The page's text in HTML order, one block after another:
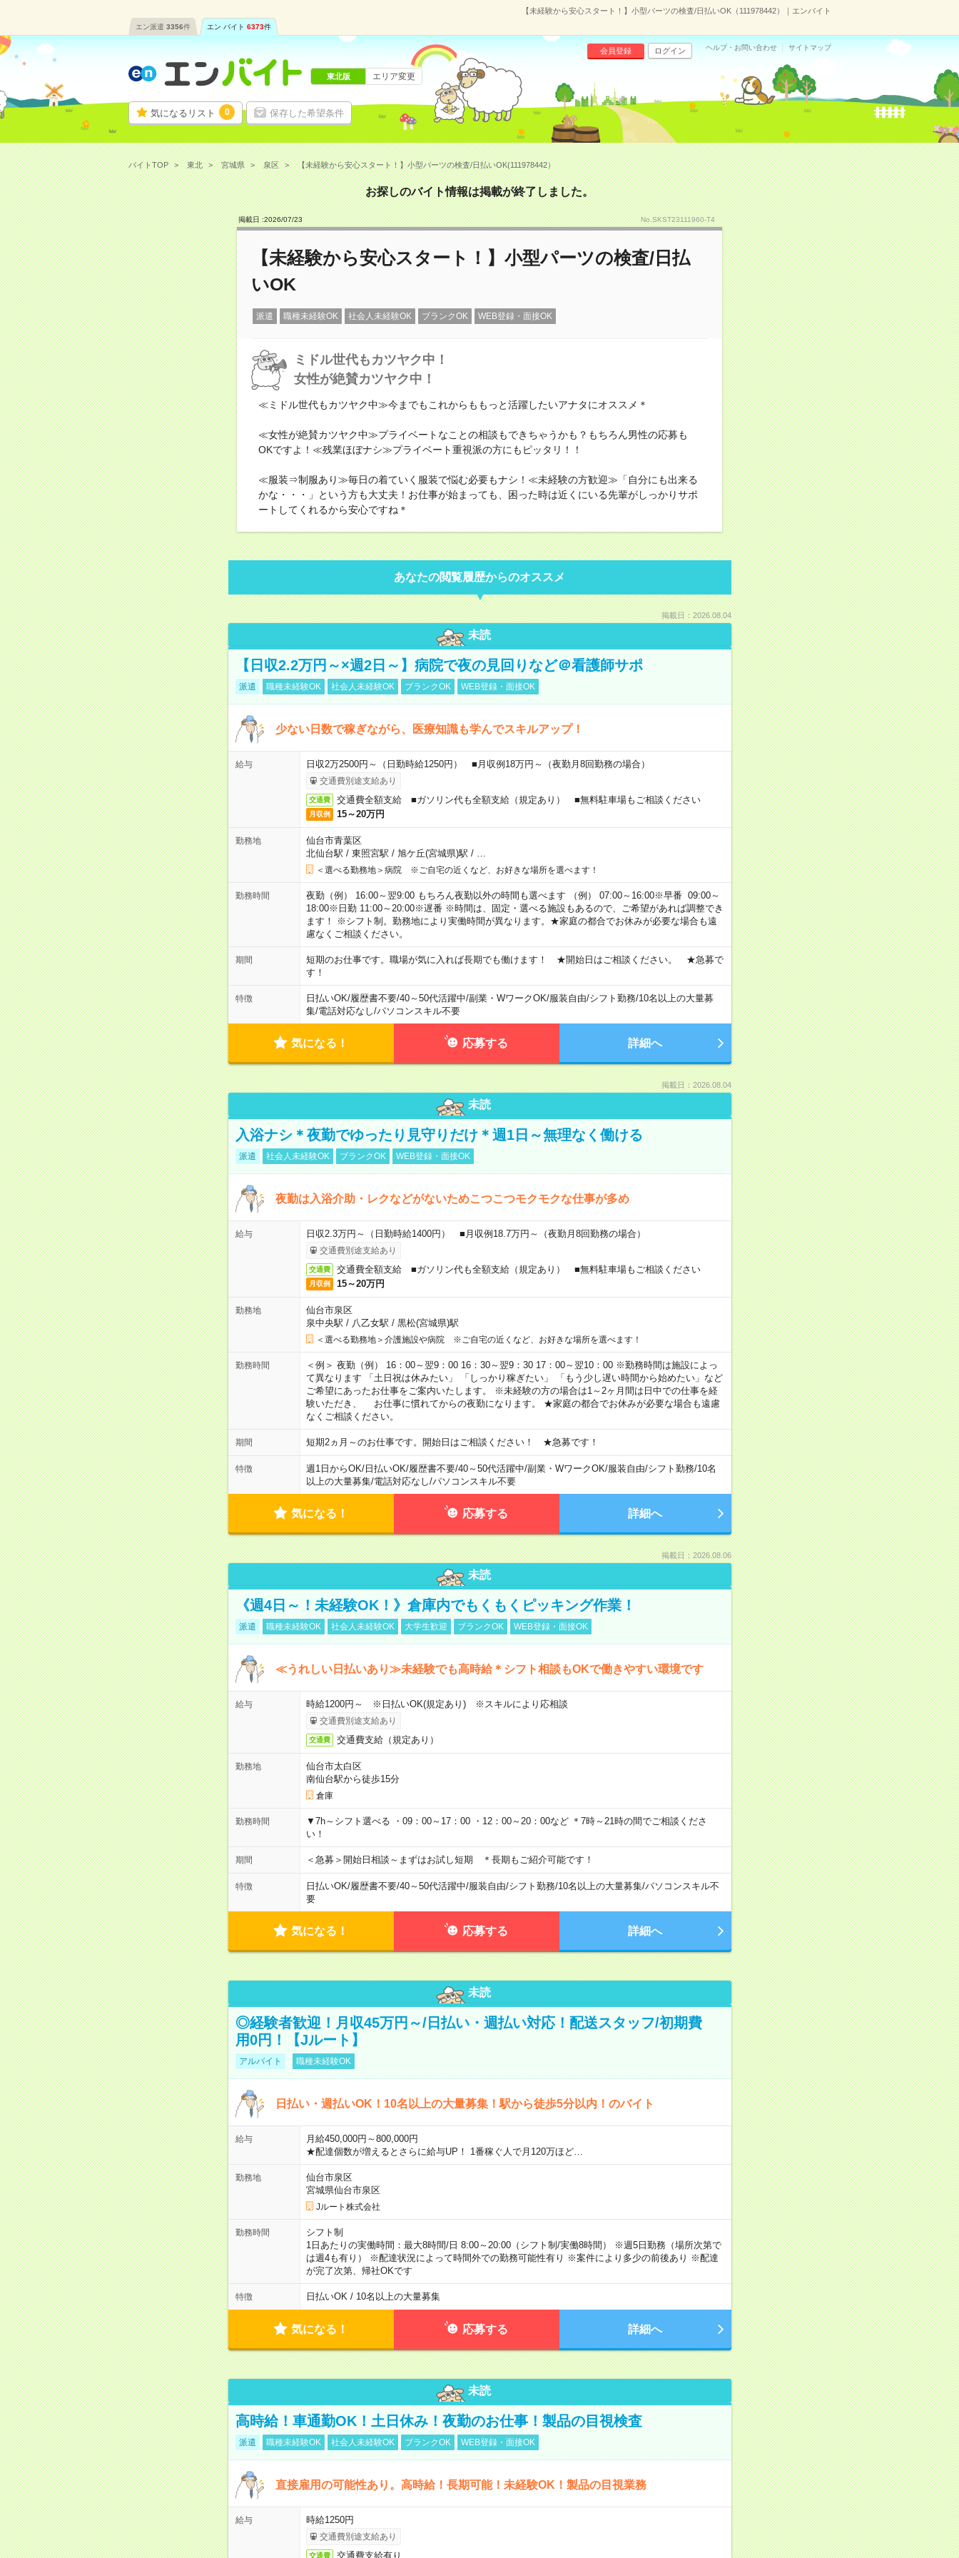
【未経験から安心スタート！】小型パーツの検査/日払いOK（111978442）｜エンバイト
エン派遣 3356件 エン バイト 6373件
気になるリスト 0 保存した希望条件
会員登録 ログイン ヘルプ・お問い合わせ サイトマップ
東北版 エリア変更
バイトTOP 東北 宮城県 泉区 【未経験から安心スタート！】小型パーツの検査/日払いOK(111978442）
お探しのバイト情報は掲載が終了しました。
掲載日 :2026/07/23 No.SKST23111960-T4
【未経験から安心スタート！】小型パーツの検査/日払
いOK
派遣 職種未経験OK 社会人未経験OK ブランクOK WEB登録・面接OK
ミドル世代もカツヤク中！
女性が絶賛カツヤク中！
≪ミドル世代もカツヤク中≫今までもこれからももっと活躍したいアナタにオススメ＊
≪女性が絶賛カツヤク中≫プライベートなことの相談もできちゃうかも？もちろん男性の応募も
OKですよ！≪残業ほぼナシ≫プライベート重視派の方にもピッタリ！！
≪服装⇒制服あり≫毎日の着ていく服装で悩む必要もナシ！≪未経験の方歓迎≫「自分にも出来る
かな・・・」という方も大丈夫！お仕事が始まっても、困った時は近くにいる先輩がしっかりサポ
ートしてくれるから安心ですね＊
あなたの閲覧履歴からのオススメ
掲載日：2026.08.04
未読
【日収2.2万円～×週2日～】病院で夜の見回りなど＠看護師サポ
派遣 職種未経験OK 社会人未経験OK ブランクOK WEB登録・面接OK
少ない日数で稼ぎながら、医療知識も学んでスキルアップ！
給与 日収2万2500円～（日勤時給1250円） ■月収例18万円～（夜勤月8回勤務の場合）
交通費別途支給あり
交通費 交通費全額支給 ■ガソリン代も全額支給（規定あり） ■無料駐車場もご相談ください
月収例 15～20万円
勤務地
仙台市青葉区
北仙台駅 / 東照宮駅 / 旭ケ丘(宮城県)駅 /
＜選べる勤務地＞病院 ※ご自宅の近くなど、お好きな場所を選べます！
勤務時間
夜勤（例） 16:00～翌9:00 もちろん夜勤以外の時間も選べます （例） 07:00～16:00※早番 09:00～
18:00※日勤 11:00～20:00※遅番 ※時間は、固定・選べる施設もあるので、ご希望があれば調整でき
ます！ ※シフト制。勤務地により実働時間が異なります。★家庭の都合でお休みが必要な場合も遠
慮なくご相談ください。
期間
短期のお仕事です。職場が気に入れば長期でも働けます！ ★開始日はご相談ください。 ★急募で
す！
特徴 日払いOK/履歴書不要/40～50代活躍中/副業・WワークOK/服装自由/シフト勤務/10名以上の大量募
集/電話対応なし/パソコンスキル不要
気になる！ 応募する 詳細へ
掲載日：2026.08.04
未読
入浴ナシ＊夜勤でゆったり見守りだけ＊週1日～無理なく働ける
派遣 社会人未経験OK ブランクOK WEB登録・面接OK
夜勤は入浴介助・レクなどがないためこつこつモクモクな仕事が多め
給与 日収2.3万円～（日勤時給1400円） ■月収例18.7万円～（夜勤月8回勤務の場合）
交通費別途支給あり
交通費 交通費全額支給 ■ガソリン代も全額支給（規定あり） ■無料駐車場もご相談ください
月収例 15～20万円
勤務地
仙台市泉区
泉中央駅 / 八乙女駅 / 黒松(宮城県)駅
＜選べる勤務地＞介護施設や病院 ※ご自宅の近くなど、お好きな場所を選べます！
勤務時間
＜例＞ 夜勤（例） 16：00～翌9：00 16：30～翌9：30 17：00～翌10：00 ※勤務時間は施設によっ
て異なります 「土日祝は休みたい」 「しっかり稼ぎたい」 「もう少し遅い時間から始めたい」など
ご希望にあったお仕事をご案内いたします。 ※未経験の方の場合は1～2ヶ月間は日中での仕事を経
験いただき、 お仕事に慣れてからの夜勤になります。 ★家庭の都合でお休みが必要な場合も遠慮
なくご相談ください。
期間 短期2ヵ月～のお仕事です。開始日はご相談ください！ ★急募です！
特徴 週1日からOK/日払いOK/履歴書不要/40～50代活躍中/副業・WワークOK/服装自由/シフト勤務/10名
以上の大量募集/電話対応なし/パソコンスキル不要
気になる！ 応募する 詳細へ
掲載日：2026.08.06
未読
《週4日～！未経験OK！》倉庫内でもくもくピッキング作業！
派遣 職種未経験OK 社会人未経験OK 大学生歓迎 ブランクOK WEB登録・面接OK
≪うれしい日払いあり≫未経験でも高時給＊シフト相談もOKで働きやすい環境です
給与 時給1200円～ ※日払いOK(規定あり) ※スキルにより応相談
交通費別途支給あり
交通費 交通費支給（規定あり）
勤務地
仙台市太白区
南仙台駅から徒歩15分
倉庫
勤務時間
▼7h～シフト選べる ・09：00～17：00 ・12：00～20：00など ＊7時～21時の間でご相談くださ
い！
期間 ＜急募＞開始日相談～まずはお試し短期 ＊長期もご紹介可能です！
特徴 日払いOK/履歴書不要/40～50代活躍中/服装自由/シフト勤務/10名以上の大量募集/パソコンスキル不
要
気になる！ 応募する 詳細へ
未読
◎経験者歓迎！月収45万円～/日払い・週払い対応！配送スタッフ/初期費
用0円！【Jルート】
アルバイト 職種未経験OK
日払い・週払いOK！10名以上の大量募集！駅から徒歩5分以内！のバイト
給与
月給450,000円～800,000円
★配達個数が増えるとさらに給与UP！ 1番稼ぐ人で月120万ほど…
勤務地
仙台市泉区
宮城県仙台市泉区
Jルート株式会社
勤務時間
シフト制
1日あたりの実働時間：最大8時間/日 8:00～20:00（シフト制/実働8時間） ※週5日勤務（場所次第で
は週4も有り） ※配達状況によって時間外での勤務可能性有り ※案件により多少の前後あり ※配達
が完了次第、帰社OKです
特徴 日払いOK / 10名以上の大量募集
気になる！ 応募する 詳細へ
未読
高時給！車通勤OK！土日休み！夜勤のお仕事！製品の目視検査
派遣 職種未経験OK 社会人未経験OK ブランクOK WEB登録・面接OK
直接雇用の可能性あり。高時給！長期可能！未経験OK！製品の目視業務
給与 時給1250円
交通費別途支給あり
交通費 交通費支給有り